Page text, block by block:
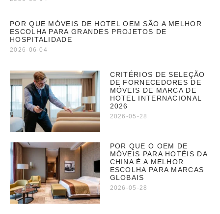
POR QUE MÓVEIS DE HOTEL OEM SÃO A MELHOR
ESCOLHA PARA GRANDES PROJETOS DE
HOSPITALIDADE
2026-06-04
CRITÉRIOS DE SELEÇÃO
DE FORNECEDORES DE
MÓVEIS DE MARCA DE
HOTEL INTERNACIONAL
2026
2026-05-28
POR QUE O OEM DE
MÓVEIS PARA HOTÉIS DA
CHINA É A MELHOR
ESCOLHA PARA MARCAS
GLOBAIS
2026-05-28